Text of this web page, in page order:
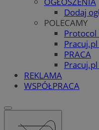
Dodaj
POLECAMY
Protocol
PRACA
REKLAMA
WSPÓŁPRACA